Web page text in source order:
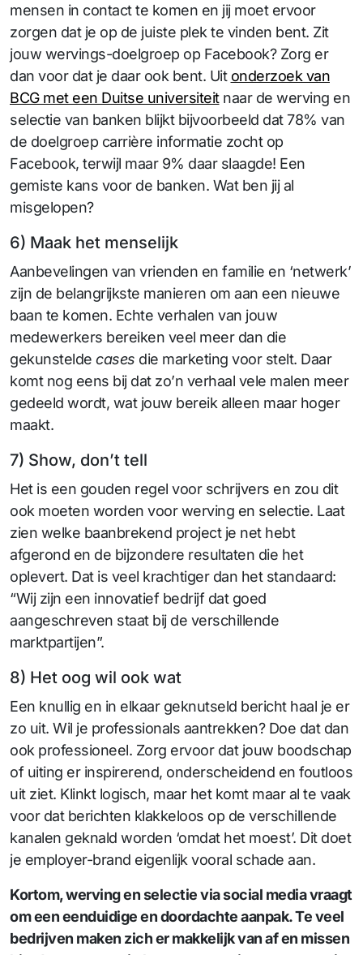
mensen in contact te komen en jij moet ervoor
zorgen dat je op de juiste plek te vinden bent. Zit
jouw wervings-doelgroep op Facebook? Zorg er
dan voor dat je daar ook bent. Uit onderzoek van
BCG met een Duitse universiteitnaar de werving en
selectie van banken blijkt bijvoorbeeld dat 78% van
de doelgroep carrière informatie zocht op
Facebook, terwijl maar 9% daar slaagde! Een
gemiste kans voor de banken. Wat ben jij al
misgelopen?
6) Maak het menselijk
Aanbevelingen van vrienden en familie en ‘netwerk’
zijn de belangrijkste manieren om aan een nieuwe
baan te komen. Echte verhalen van jouw
medewerkers bereiken veel meer dan die
gekunstelde cases die marketing voor stelt. Daar
komt nog eens bij dat zo’n verhaal vele malen meer
gedeeld wordt, wat jouw bereik alleen maar hoger
maakt.
7) Show, don’t tell
Het is een gouden regel voor schrijvers en zou dit
ook moeten worden voor werving en selectie. Laat
zien welke baanbrekend project je net hebt
afgerond en de bijzondere resultaten die het
oplevert. Dat is veel krachtiger dan het standaard:
“Wij zijn een innovatief bedrijf dat goed
aangeschreven staat bij de verschillende
marktpartijen”.
8) Het oog wil ook wat
Een knullig en in elkaar geknutseld bericht haal je er
zo uit. Wil je professionals aantrekken? Doe dat dan
ook professioneel. Zorg ervoor dat jouw boodschap
of uiting er inspirerend, onderscheidend en foutloos
uit ziet. Klinkt logisch, maar het komt maar al te vaak
voor dat berichten klakkeloos op de verschillende
kanalen geknald worden ‘omdat het moest’. Dit doet
je employer-brand eigenlijk vooral schade aan.
Kortom, werving en selectie via social media vraagt
om een eenduidige en doordachte aanpak. Te veel
bedrijven maken zich er makkelijk van af en missen